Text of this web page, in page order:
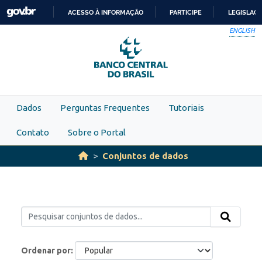
Skip to main content
PARA
O
CONTEÚDO
ACESSO À INFORMAÇÃO PARTICIPE
ENGLISH
Dados Perguntas Frequentes Tutoriais
Contato Sobre o Portal
Conjuntos de dados
Ordenar por